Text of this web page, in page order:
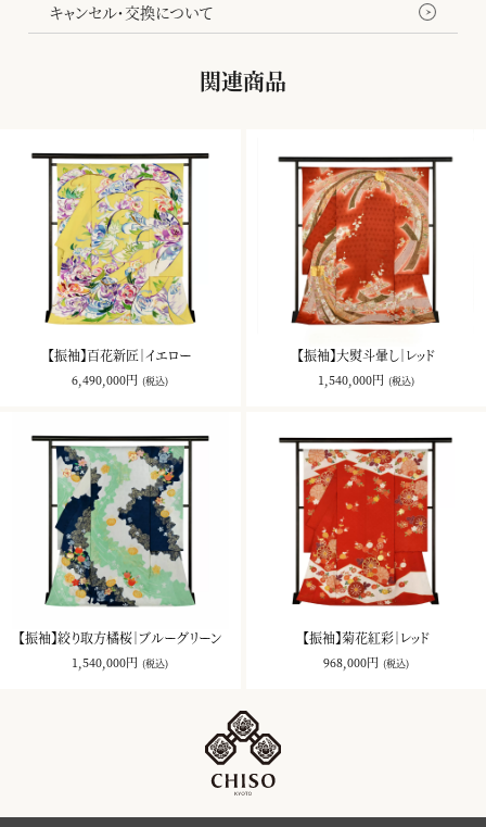
キャンセル・交換について
関連商品
【振袖】百花新匠｜イエロー
6,490,000円 (税込)
【振袖】大熨斗暈し｜レッド
1,540,000円 (税込)
【振袖】絞り取方橘桜｜ブルーグリーン
1,540,000円 (税込)
【振袖】菊花紅彩｜レッド
968,000円 (税込)